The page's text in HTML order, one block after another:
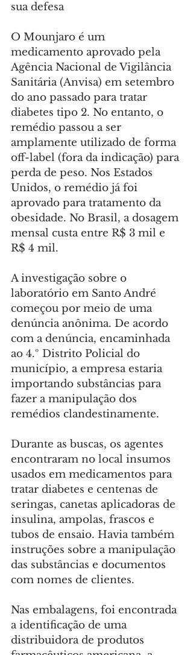
sua defesa
O Mounjaro é um
medicamento aprovado pela
Agência Nacional de Vigilância
Sanitária (Anvisa) em setembro
do ano passado para tratar
diabetes tipo 2. No entanto, o
remédio passou a ser
amplamente utilizado de forma
off-label (fora da indicação) para
perda de peso. Nos Estados
Unidos, o remédio já foi
aprovado para tratamento da
obesidade. No Brasil, a dosagem
mensal custa entre R$ 3 mil e
R$ 4 mil.
A investigação sobre o
laboratório em Santo André
começou por meio de uma
denúncia anônima. De acordo
com a denúncia, encaminhada
ao 4.º Distrito Policial do
município, a empresa estaria
importando substâncias para
fazer a manipulação dos
remédios clandestinamente.
Durante as buscas, os agentes
encontraram no local insumos
usados em medicamentos para
tratar diabetes e centenas de
seringas, canetas aplicadoras de
insulina, ampolas, frascos e
tubos de ensaio. Havia também
instruções sobre a manipulação
das substâncias e documentos
com nomes de clientes.
Nas embalagens, foi encontrada
a identificação de uma
distribuidora de produtos